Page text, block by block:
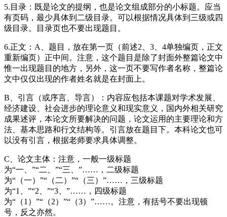
5.目录：既是论文的提纲，也是论文组成部分的小标题。应当
有页码，最少具体到二级目录。可以根据情况具体到三级或四
级目录。目录页也不要出现题目。
6.正文：A、题目，放在第一页（前述2、3、4单独编页，正文
重新编页）正中间。注意，这个题目是除了封面外整篇论文中
惟一出现题目的地方，另外，这一页不要写作者名称，整篇论
文中仅仅出现的作者姓名就是在封面上。
B、引言（或序言、导言）：内容应包括本课题对学术发展、
经济建设、社会进步的理论意义和现实意义，国内外相关研究
成果述评，本论文所要解决的问题，论文运用的主要理论和方
法、基本思路和行文结构等。引言放在题目下。本科论文也可
以没有引言，根据老师要求具体调整。
C、论文主体：注意，一般一级标题
为“一、”“二、”“三、”……，二级标题
为“（一）”“（二）”“（三）”……，三级标题
为“1、”“2、”“3、”……，四级标题
为“（1）”“（2）”“（3）”……。注意，有括号不要出现顿
号，反之亦然。